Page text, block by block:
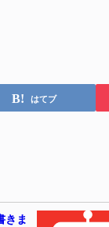
はてブ
きま